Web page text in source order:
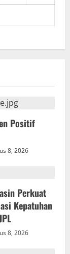
Positif
8, 2026
Perkuat
Kepatuhan
8, 2026